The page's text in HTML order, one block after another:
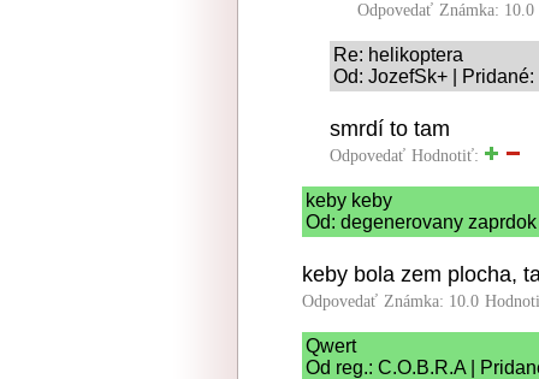
Odpovedať Známka: 10.0
Re: helikoptera
Od: JozefSk+ |
smrdí to tam
Odpovedať Hodnotiť:
keby keby
Od: degenerovany
keby bola zem plocha,
Odpovedať Známka: 10.0
Qwert
Od reg.: C.O.B.R.A |